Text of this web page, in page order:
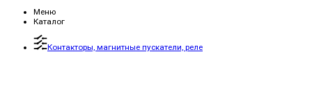
Меню
Каталог
Контакторы, магнитные пускатели, реле